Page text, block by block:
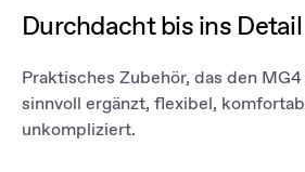
kontinuierlich Ihre Umgebung – stets mit
bevorstehende Fahrt konzentrieren
Durchdacht bis ins Detail
Praktisches Zubehör, das den
sinnvoll ergänzt, flexibel,
unkompliziert.